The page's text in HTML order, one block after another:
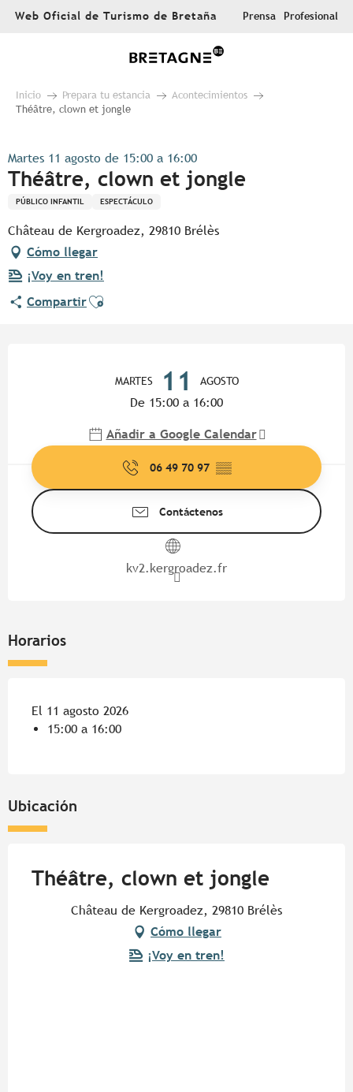
AllerWeb Oficial de Turismo de Bretaña Prensa Profesional
Inicio Prepara tu estancia
Acontecimientos
Théâtre, clown et jongle
Martes 11 agosto de 15:00 a 16:00
Théâtre, clown et jongle
PÚBLICO INFANTIL ESPECTÁCULO
Château de Kergroadez, 29810 Brélès
Cómo llegar
¡Voy en tren!
CompartirAjouter aux favoris
MARTES 11 AGOSTO
De 15:00 a 16:00
Añadir a Google Calendar
06 49 70 97 ▒▒
Contáctenos
kv2.kergroadez.fr
Horarios
El 11 agosto 2026
15:00 a 16:00
Ubicación
Théâtre, clown et jongle
Château de Kergroadez, 29810 Brélès
Cómo llegar
¡Voy en tren!